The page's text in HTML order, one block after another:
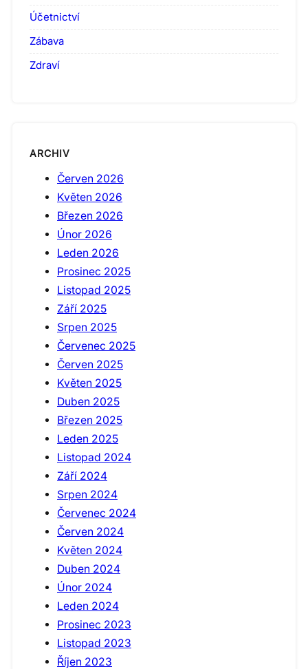
Účetnictví
Zábava
Zdraví
ARCHIV
Červen 2026
Květen 2026
Březen 2026
Únor 2026
Leden 2026
Prosinec 2025
Listopad 2025
Září 2025
Srpen 2025
Červenec 2025
Červen 2025
Květen 2025
Duben 2025
Březen 2025
Leden 2025
Listopad 2024
Září 2024
Srpen 2024
Červenec 2024
Červen 2024
Květen 2024
Duben 2024
Únor 2024
Leden 2024
Prosinec 2023
Listopad 2023
Říjen 2023